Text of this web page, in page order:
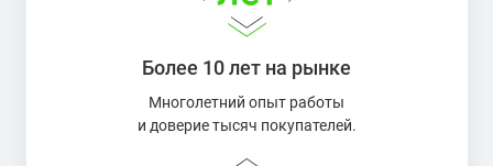
Более 10 лет на рынке
Многолетний опыт работы
и доверие тысяч покупателей.